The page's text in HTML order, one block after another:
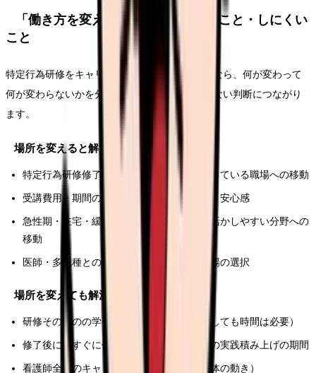
「働き方を変える」で解決しやすいこと・しにくい
こと
特定行為研修をキャリアの選択肢として考えるなら、何が変わって
何が変わらないかを分けて考えると、後悔の少ない判断につながり
ます。
場所を変えると解決しやすいこと
特定行為研修修了者の活用ポジションが整っている職場への移動
受講費用・期間の支援制度がある法人で働く安心感
急性期・在宅・緩和ケアなど、修了行為が活かしやすい分野への
移動
医師・多職種との連携体制が整っている職場の選択
場所を変えても解決しにくいこと
研修そのものの学習負担（どの職場で受講しても時間は必要）
修了後に「すぐに使える」状態になるまでの実践積み上げの期間
看護師全体のキャリア構造の変化（業界全体の動き）